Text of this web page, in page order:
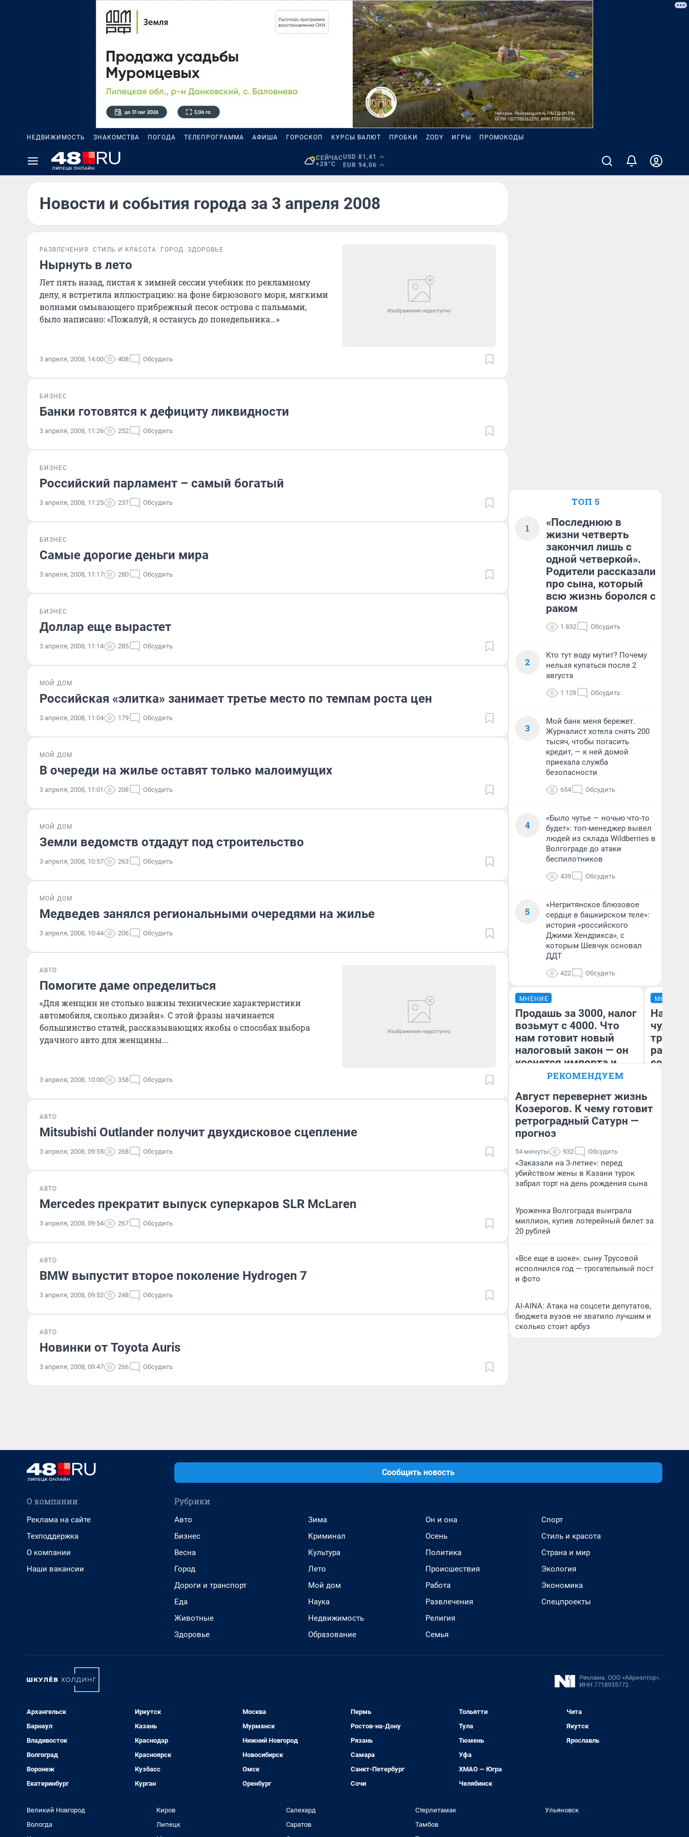
НЕДВИЖИМОСТЬ ЗНАКОМСТВА ПОГОДА ТЕЛЕПРОГРАММА АФИША ГОРОСКОП КУРСЫ ВАЛЮТ ПРОБКИ ZODY ИГРЫ ПРОМОКОДЫ
СЕЙЧАС
+28°C
USD 81,41
EUR 94,06
Новости и события города за 3 апреля 2008
РАЗВЛЕЧЕНИЯ СТИЛЬ И КРАСОТА ГОРОД ЗДОРОВЬЕ
Нырнуть в лето
Лет пять назад, листая к зимней сессии учебник по рекламному
делу, я встретила иллюстрацию: на фоне бирюзового моря, мягкими
волнами омывающего прибрежный песок острова с пальмами,
было написано: «Пожалуй, я останусь до понедельника…»
3 апреля, 2008, 14:00 408 Обсудить
БИЗНЕС
Банки готовятся к дефициту ликвидности
3 апреля, 2008, 11:26 252 Обсудить
БИЗНЕС
Pоссийский парламент – самый богатый
3 апреля, 2008, 11:25 237 Обсудить
БИЗНЕС
Самые дорогие деньги мира
3 апреля, 2008, 11:17 280 Обсудить
БИЗНЕС
Доллар еще вырастет
3 апреля, 2008, 11:14 285 Обсудить
МОЙ ДОМ
Российская «элитка» занимает третье место по темпам роста цен
3 апреля, 2008, 11:04 179 Обсудить
МОЙ ДОМ
В очереди на жилье оставят только малоимущих
3 апреля, 2008, 11:01 208 Обсудить
МОЙ ДОМ
Земли ведомств отдадут под строительство
3 апреля, 2008, 10:57 263 Обсудить
МОЙ ДОМ
Медведев занялся региональными очередями на жилье
3 апреля, 2008, 10:44 206 Обсудить
АВТО
Помогите даме определиться
«Для женщин не столько важны технические характеристики
автомобиля, сколько дизайн». С этой фразы начинается
большинство статей, рассказывающих якобы о способах выбора
удачного авто для женщины...
3 апреля, 2008, 10:00 358 Обсудить
АВТО
Mitsubishi Outlander получит двухдисковое сцепление
3 апреля, 2008, 09:55 268 Обсудить
АВТО
Mercedes прекратит выпуск суперкаров SLR McLaren
3 апреля, 2008, 09:54 267 Обсудить
АВТО
BMW выпустит второе поколение Hydrogen 7
3 апреля, 2008, 09:52 248 Обсудить
АВТО
Новинки от Toyota Auris
3 апреля, 2008, 09:47 266 Обсудить
ТОП 5
1
«Последнюю в
жизни четверть
закончил лишь с
одной четверкой».
Родители рассказали
про сына, который
всю жизнь боролся с
раком
1 832 Обсудить
2
Кто тут воду мутит? Почему
нельзя купаться после 2
августа
1 128 Обсудить
3
Мой банк меня бережет.
Журналист хотела снять 200
тысяч, чтобы погасить
кредит, — к ней домой
приехала служба
безопасности
654 Обсудить
4
«Было чутье — ночью что-то
будет»: топ-менеджер вывел
людей из склада Wildberries в
Волгограде до атаки
беспилотников
439 Обсудить
5
«Негритянское блюзовое
сердце в башкирском теле»:
история «российского
Джими Хендрикса», с
которым Шевчук основал
ДДТ
422 Обсудить
МНЕНИЕ
Продашь за 3000, налог
возьмут с 4000. Что
нам готовит новый
налоговый закон — он
коснется импорта и
даже репетиторов
Анастасия Завгородняя
МНЕНИЕ
чудом
РЕКОМЕНДУЕМ
Август перевернет жизнь
Козерогов. К чему готовит
ретроградный Сатурн —
прогноз
54 минуты 932 Обсудить
«Заказали на 3-летие»: перед
убийством жены в Казани турок
забрал торт на день рождения сына
Уроженка Волгограда выиграла
миллион, купив лотерейный билет за
20 рублей
«Все еще в шоке»: сыну Трусовой
исполнился год — трогательный пост
и фото
AI-AINA: Атака на соцсети депутатов,
бюджета вузов не хватило лучшим и
сколько стоит арбуз
Сообщить новость
О компании
Реклама на сайте
Техподдержка
О компании
Наши вакансии
Рубрики
Авто
Бизнес
Весна
Город
Дороги и транспорт
Еда
Животные
Здоровье
Зима
Криминал
Культура
Лето
Мой дом
Наука
Недвижимость
Образование
Он и она
Осень
Политика
Происшествия
Работа
Развлечения
Религия
Семья
Спорт
Стиль и красота
Страна и мир
Экология
Экономика
Спецпроекты
Архангельск
Барнаул
Владивосток
Волгоград
Воронеж
Екатеринбург
Иркутск
Казань
Краснодар
Красноярск
Кузбасс
Курган
Москва
Мурманск
Нижний Новгород
Новосибирск
Омск
Оренбург
Пермь
Ростов-на-Дону
Рязань
Самара
Санкт-Петербург
Сочи
Тольятти
Тула
Тюмень
Уфа
ХМАО — Югра
Челябинск
Чита
Якутск
Ярославль
Великий Новгород
Вологда
Киров
Липецк
Салехард
Саратов
Стерлитамак
Тамбов
Ульяновск